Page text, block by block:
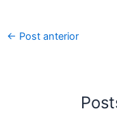
← Post anterior